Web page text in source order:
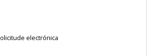
electrónica